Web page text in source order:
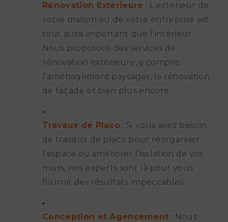
Rénovation Extérieure : L'extérieur de
votre maison ou de votre entreprise est
tout aussi important que l'intérieur.
Nous proposons des services de
rénovation extérieure, y compris
l'aménagement paysager, la rénovation
de façade et bien plus encore.
Travaux de Placo : Si vous avez besoin
de travaux de placo pour réorganiser
l'espace ou améliorer l'isolation de vos
murs, nos experts sont là pour vous
fournir des résultats impeccables.
Conception et Agencement : Nous